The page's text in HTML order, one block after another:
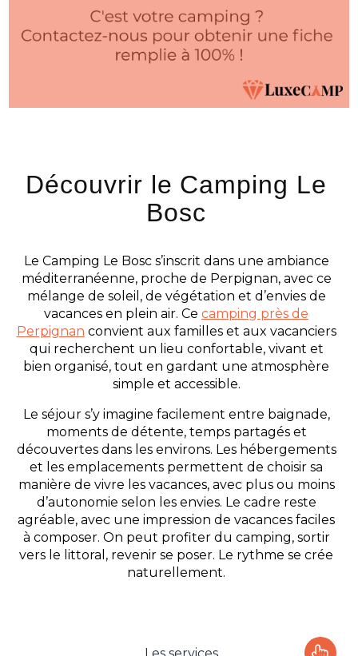
Découvrir le Camping Le
Bosc
Le Camping Le Bosc s’inscrit dans une ambiance
méditerranéenne, proche de Perpignan, avec ce
mélange de soleil, de végétation et d’envies de
vacances en plein air. Ce camping près de
Perpignan convient aux familles et aux vacanciers
qui recherchent un lieu confortable, vivant et
bien organisé, tout en gardant une atmosphère
simple et accessible.
Le séjour s’y imagine facilement entre baignade,
moments de détente, temps partagés et
découvertes dans les environs. Les hébergements
et les emplacements permettent de choisir sa
manière de vivre les vacances, avec plus ou moins
d’autonomie selon les envies. Le cadre reste
agréable, avec une impression de vacances faciles
à composer. On peut profiter du camping, sortir
vers le littoral, revenir se poser. Le rythme se crée
naturellement.
Les services